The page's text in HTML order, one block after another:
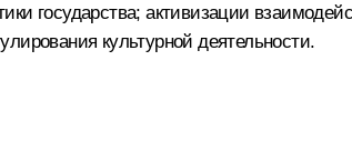
государства; активизации
культурной деятельности.